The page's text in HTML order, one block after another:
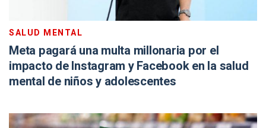
SALUD MENTAL
Meta pagará una multa millonaria por el
impacto de Instagram y Facebook en la salud
mental de niños y adolescentes